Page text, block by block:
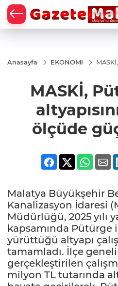
Anasayfa EKONOMİ
MASKİ,
önemli
ölçüde
MASKİ,
ölçüde
Malatya Büyükşehir
Kanalizasyon İdaresi
Müdürlüğü, 2025 yılı
kapsamında Pütürge
yürüttüğü altyapı
tamamladı. İlçe
gerçekleştirilen
milyon TL tutarında